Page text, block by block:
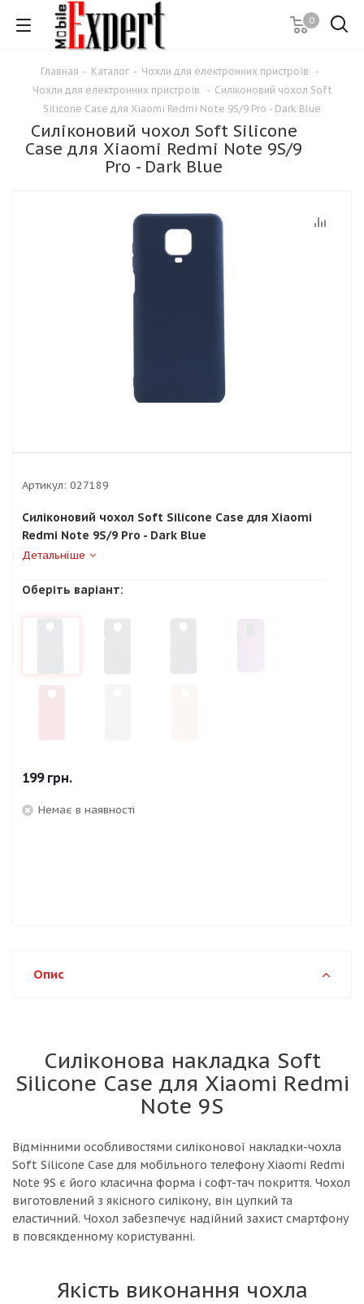
0
Главная - Каталог - Чохли для електронних пристроїв
-
Чохли для електронних пристроїв
- Силіконовий чохол Soft
Silicone Case для Xiaomi Redmi Note 9S/9 Pro - Dark Blue
Силіконовий чохол Soft Silicone
Case для Xiaomi Redmi Note 9S/9
Pro - Dark Blue
Артикул: 027189
Силіконовий чохол Soft Silicone Case для Xiaomi
Redmi Note 9S/9 Pro - Dark Blue
Детальніше
Оберіть варіант:
199грн.
Немає в наявності
Опис
Силіконова накладка Soft
Silicone Case для Xiaomi Redmi
Note 9S
Відмінними особливостями силіконової накладки-чохла
Soft Silicone Case для мобільного телефону Xiaomi Redmi
Note 9S є його класична форма і софт-тач покриття. Чохол
виготовлений з якісного силікону, він цупкий та
еластичний. Чохол забезпечує надійний захист смартфону
в повсякденному користуванні.
Якість виконання чохла